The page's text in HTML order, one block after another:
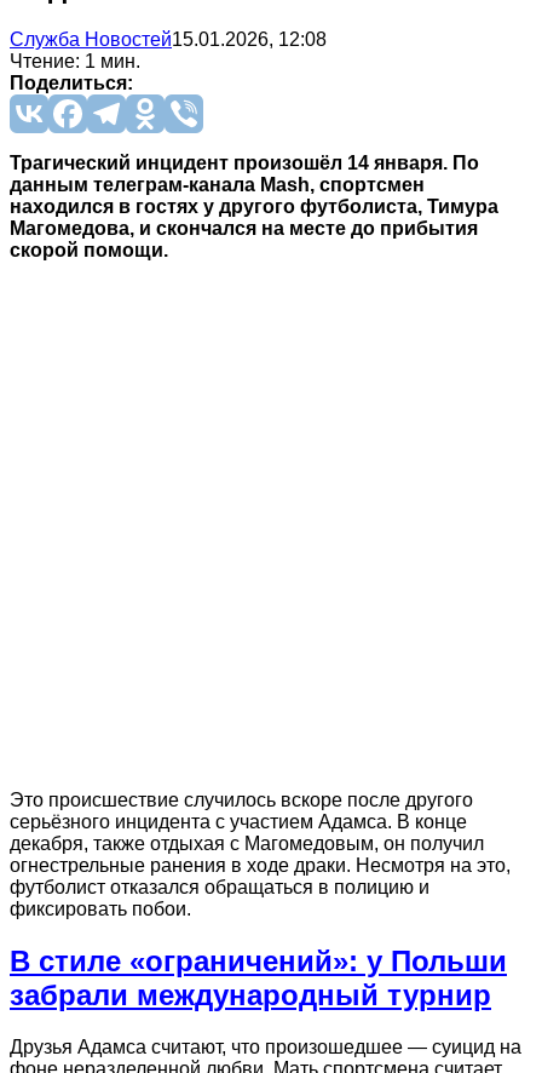
Служба Новостей15.01.2026, 12:08
Чтение: 1 мин.
Поделиться:
Трагический инцидент произошёл 14 января. По
данным телеграм-канала Mash, спортсмен
находился в гостях у другого футболиста, Тимура
Магомедова, и скончался на месте до прибытия
скорой помощи.
Это происшествие случилось вскоре после другого
серьёзного инцидента с участием Адамса. В конце
декабря, также отдыхая с Магомедовым, он получил
огнестрельные ранения в ходе драки. Несмотря на это,
футболист отказался обращаться в полицию и
фиксировать побои.
В стиле «ограничений»: у Польши
забрали международный турнир
Друзья Адамса считают, что произошедшее — суицид на
фоне неразделенной любви. Мать спортсмена считает